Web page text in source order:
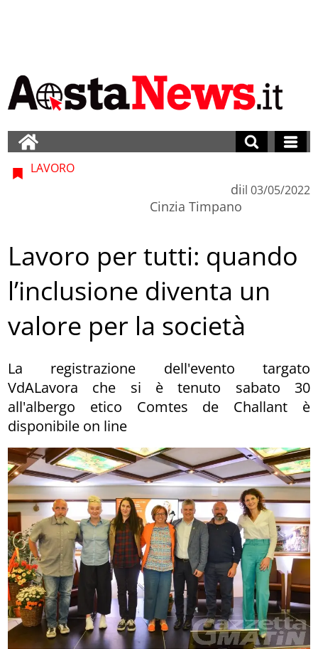
LAVORO
di
Cinzia Timpano
il 03/05/2022
Lavoro per tutti: quando
l’inclusione diventa un
valore per la società
La registrazione dell'evento targato
VdALavora che si è tenuto sabato 30
all'albergo etico Comtes de Challant è
disponibile on line